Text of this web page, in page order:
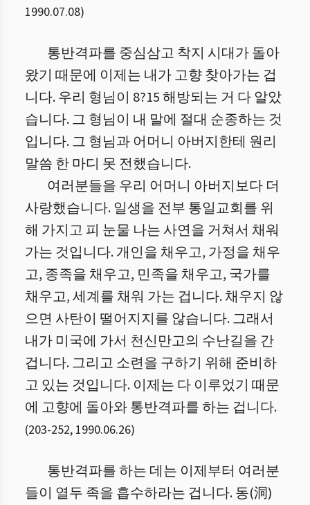
1990.07.08)
통반격파를 중심삼고 착지 시대가 돌아
왔기 때문에 이제는 내가 고향 찾아가는 겁
니다. 우리 형님이 8?15 해방되는 거 다 알았
습니다. 그 형님이 내 말에 절대 순종하는 것
입니다. 그 형님과 어머니 아버지한테 원리
말씀 한 마디 못 전했습니다.
여러분들을 우리 어머니 아버지보다 더
사랑했습니다. 일생을 전부 통일교회를 위
해 가지고 피 눈물 나는 사연을 거쳐서 채워
가는 것입니다. 개인을 채우고, 가정을 채우
고, 종족을 채우고, 민족을 채우고, 국가를
채우고, 세계를 채워 가는 겁니다. 채우지 않
으면 사탄이 떨어지지를 않습니다. 그래서
내가 미국에 가서 천신만고의 수난길을 간
겁니다. 그리고 소련을 구하기 위해 준비하
고 있는 것입니다. 이제는 다 이루었기 때문
에 고향에 돌아와 통반격파를 하는 겁니다.
(203-252, 1990.06.26)
통반격파를 하는 데는 이제부터 여러분
들이 열두 족을 흡수하라는 겁니다. 동(洞)